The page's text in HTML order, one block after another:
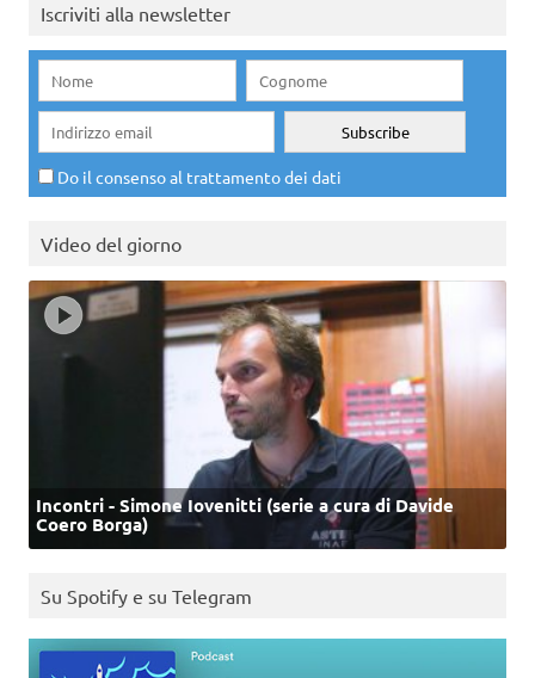
Iscriviti alla newsletter
Do il consenso al trattamento dei dati
Video del giorno
Incontri - Simone Iovenitti (serie a cura di Davide
Coero Borga)
Su Spotify e su Telegram